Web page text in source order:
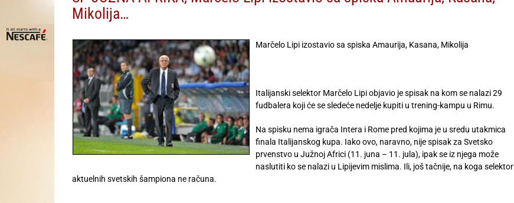
Mikolija…
Marčelo Lipi izostavio sa spiska Amaurija, Kasana, Mikolija
Italijanski selektor Marčelo Lipi objavio je spisak na kom se nalazi 29
fudbalera koji će se sledeće nedelje kupiti u trening-kampu u Rimu.
Na spisku nema igrača Intera i Rome pred kojima je u sredu utakmica
finala Italijanskog kupa. Iako ovo, naravno, nije spisak za Svetsko
prvenstvo u Južnoj Africi (11. juna – 11. jula), ipak se iz njega može
naslutiti ko se nalazi u Lipijevim mislima. Ili, još tačnije, na koga selektor
aktuelnih svetskih šampiona ne računa.